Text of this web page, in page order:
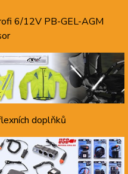
6/12V PB-GEL-AGM
doplňků